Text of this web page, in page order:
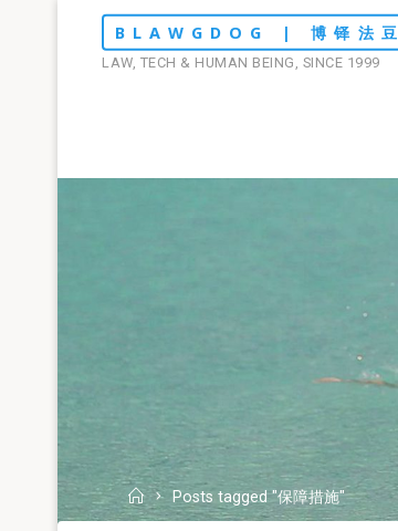
BLAWGDOG | 博铎法豆
LAW, TECH & HUMAN BEING, SINCE 1999
HomePosts tagged "保障措施"